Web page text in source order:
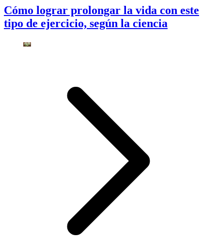
Cómo lograr prolongar la vida con este
tipo de ejercicio, según la ciencia